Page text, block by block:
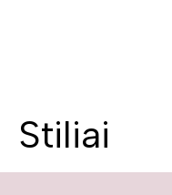
Stiliai